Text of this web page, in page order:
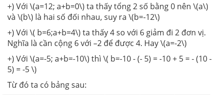
+) Với \(a=12; a+b=0\) ta thấy tổng 2 số bằng 0 nên \(a\)
và \(b\) là hai số đối nhau, suy ra \(b=-12\)
+) Với \( b=6;a+b=4\) ta thấy4 so với 6 giảm đi 2 đơn vị.
Nghĩa là cần cộng 6 với –2 để được 4. Hay \(a=-2\)
+) Với \(a=-5; a+b=-10\) thì \( b=-10 - (- 5) = -10 + 5 = - (10 -
5) = -5 \)
Từ đó ta có bảng sau: